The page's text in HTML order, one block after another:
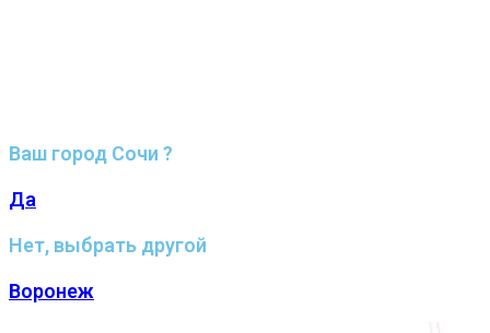
Ваш город Сочи ?
Да
Нет, выбрать другой
Воронеж